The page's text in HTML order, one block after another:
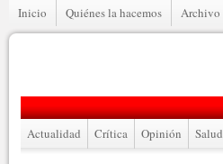
Inicio Quiénes la hacemos Archivo
Actualidad Crítica Opinión Salud